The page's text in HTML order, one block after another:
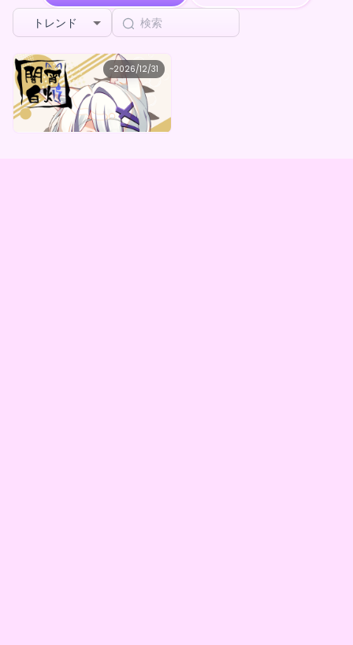
トレンド
~2026/12/31
白灯
闇宵白灯 灯火オリジナルデジタルBOX（全5種）
最低価格
¥1,000 購入はこちら